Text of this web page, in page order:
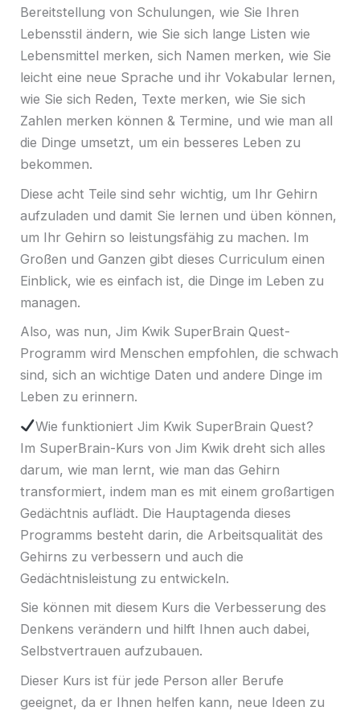
Bereitstellung von Schulungen, wie Sie Ihren
Lebensstil ändern, wie Sie sich lange Listen wie
Lebensmittel merken, sich Namen merken, wie Sie
leicht eine neue Sprache und ihr Vokabular lernen,
wie Sie sich Reden, Texte merken, wie Sie sich
Zahlen merken können & Termine, und wie man all
die Dinge umsetzt, um ein besseres Leben zu
bekommen.
Diese acht Teile sind sehr wichtig, um Ihr Gehirn
aufzuladen und damit Sie lernen und üben können,
um Ihr Gehirn so leistungsfähig zu machen. Im
Großen und Ganzen gibt dieses Curriculum einen
Einblick, wie es einfach ist, die Dinge im Leben zu
managen.
Also, was nun, Jim Kwik SuperBrain Quest-
Programm wird Menschen empfohlen, die schwach
sind, sich an wichtige Daten und andere Dinge im
Leben zu erinnern.
Wie funktioniert Jim Kwik SuperBrain Quest?
Im SuperBrain-Kurs von Jim Kwik dreht sich alles
darum, wie man lernt, wie man das Gehirn
transformiert, indem man es mit einem großartigen
Gedächtnis auflädt. Die Hauptagenda dieses
Programms besteht darin, die Arbeitsqualität des
Gehirns zu verbessern und auch die
Gedächtnisleistung zu entwickeln.
Sie können mit diesem Kurs die Verbesserung des
Denkens verändern und hilft Ihnen auch dabei,
Selbstvertrauen aufzubauen.
Dieser Kurs ist für jede Person aller Berufe
geeignet, da er Ihnen helfen kann, neue Ideen zu